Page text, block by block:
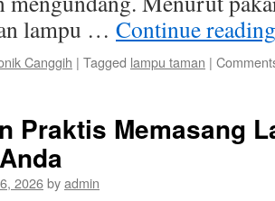
lampu … Continue
Canggih | Tagged lampu taman |
Praktis Memasang
2026byadmin